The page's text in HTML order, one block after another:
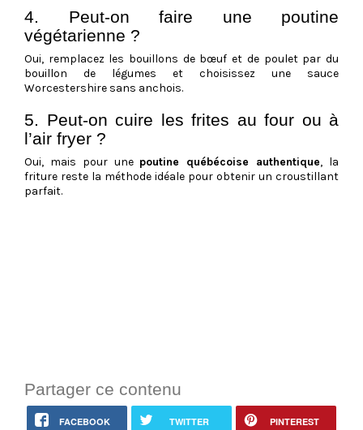
4. Peut-on faire une poutine
végétarienne ?
Oui, remplacez les bouillons de bœuf et de poulet par du
bouillon de légumes et choisissez une sauce
Worcestershire sans anchois.
5. Peut-on cuire les frites au four ou à
l’air fryer ?
Oui, mais pour une poutine québécoise authentique, la
friture reste la méthode idéale pour obtenir un croustillant
parfait.
Partager ce contenu
FACEBOOK TWITTER PINTEREST